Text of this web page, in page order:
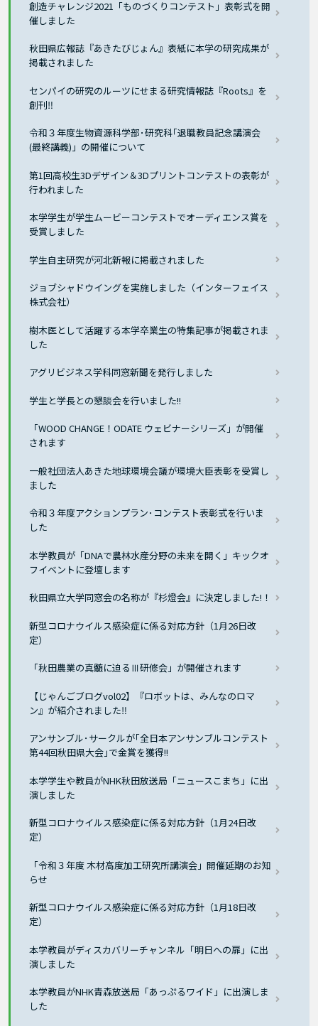
創造チャレンジ2021「ものづくりコンテスト」表彰式を開
催しました
秋田県広報誌『あきたびじょん』表紙に本学の研究成果が
掲載されました
センパイの研究のルーツにせまる研究情報誌『Roots』を
創刊‼
令和３年度生物資源科学部･研究科｢退職教員記念講演会
(最終講義)」の開催について
第1回高校生3Dデザイン＆3Dプリントコンテストの表彰が
行われました
本学学生が学生ムービーコンテストでオーディエンス賞を
受賞しました
学生自主研究が河北新報に掲載されました
ジョブシャドウイングを実施しました（インターフェイス
株式会社）
樹木医として活躍する本学卒業生の特集記事が掲載されま
した
アグリビジネス学科同窓新聞を発行しました
学生と学長との懇談会を行いました!!
「WOOD CHANGE！ODATE ウェビナーシリーズ」が開催
されます
一般社団法人あきた地球環境会議が環境大臣表彰を受賞し
ました
令和３年度アクションプラン･コンテスト表彰式を行いま
した
本学教員が「DNAで農林水産分野の未来を開く」キックオ
フイベントに登壇します
秋田県立大学同窓会の名称が『杉燈会』に決定しました!！
新型コロナウイルス感染症に係る対応方針（1月26日改
定）
「秋田農業の真髄に迫るⅢ研修会」が開催されます
【じゃんごブログvol02】『ロボットは、みんなのロマ
ン』が紹介されました‼
アンサンブル･サークルが｢全日本アンサンブルコンテスト
第44回秋田県大会｣で金賞を獲得!!
本学学生や教員がNHK秋田放送局「ニュースこまち」に出
演しました
新型コロナウイルス感染症に係る対応方針（1月24日改
定）
「令和３年度 木材高度加工研究所講演会」開催延期のお知
らせ
新型コロナウイルス感染症に係る対応方針（1月18日改
定）
本学教員がディスカバリーチャンネル「明日への扉」に出
演しました
本学教員がNHK青森放送局「あっぷるワイド」に出演しま
した